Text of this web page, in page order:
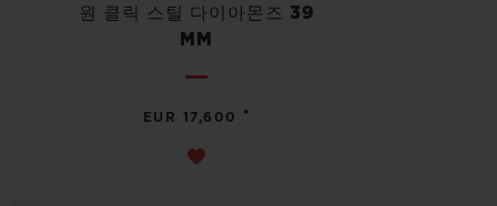
원 클릭 스틸 다이아몬즈 39
MM
EUR 17,600 •